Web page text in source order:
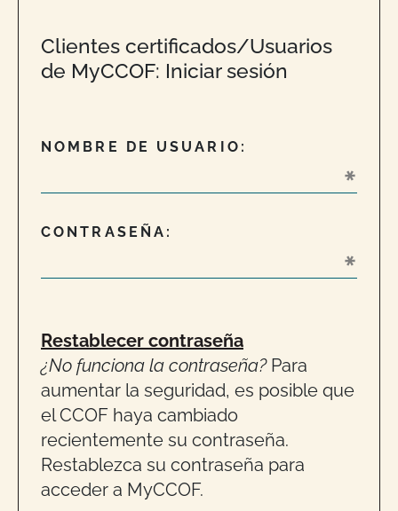
Clientes certificados/Usuarios
de MyCCOF: Iniciar sesión
NOMBRE DE USUARIO:
CONTRASEÑA:
Restablecer contraseña
¿No funciona la contraseña? Para
aumentar la seguridad, es posible que
el CCOF haya cambiado
recientemente su contraseña.
Restablezca su contraseña para
acceder a MyCCOF.